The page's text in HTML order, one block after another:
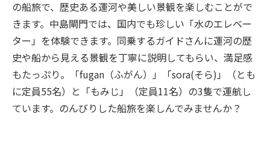
の船旅で、歴史ある運河や美しい景観を楽しむことがで
きます。中島閘門では、国内でも珍しい「水のエレベー
ター」を体験できます。同乗するガイドさんに運河の歴
史や船から見える景観を丁寧に説明してもらい、満足感
もたっぷり。「fugan（ふがん）」「sora(そら)」（とも
に定員55名）と「もみじ」（定員11名）の3隻で運航し
ています。のんびりした船旅を楽しんでみませんか？